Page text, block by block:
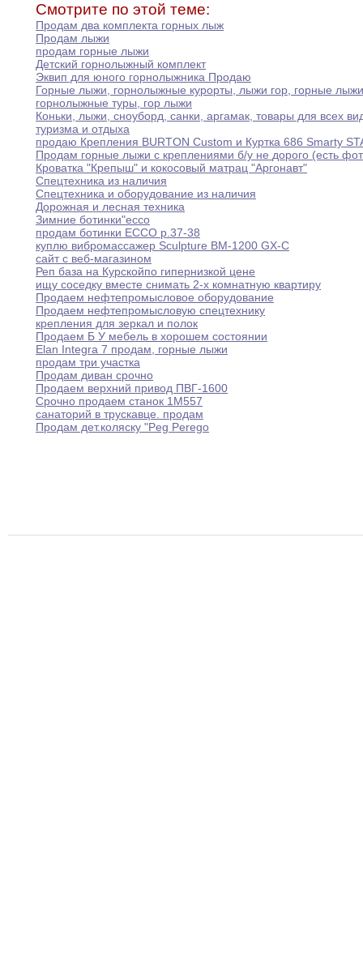
Смотрите по этой теме:
Продам два комплекта горных лыж
Продам лыжи
продам горные лыжи
Детский горнолыжный комплект
Эквип для юного горнолыжника Продаю
Горные лыжи, горнолыжные курорты, лыжи гор, горные
горнолыжные туры, гор лыжи
Коньки, лыжи, сноуборд, санки, аргамак, товары для всех
туризма и отдыха
продаю Крепления BURTON Custom и Куртка 686 Smarty
Продам горные лыжи с креплениями б/у не дорого (есть
Кроватка "Крепыш" и кокосовый матрац "Аргонавт"
Спецтехника из наличия
Спецтехника и оборудование из наличия
Дорожная и лесная техника
Зимние ботинки"ессо
продам ботинки ECCO р.37-38
куплю вибромассажер Sculpture BM-1200 GX-C
сайт с веб-магазином
Реп база на Курскойпо гипернизкой цене
ищу соседку вместе снимать 2-х комнатную квартиру
Продаем нефтепромысловое оборудование
Продаем нефтепромысловую спецтехнику
крепления для зеркал и полок
Продаем Б У мебель в хорошем состоянии
Elan Integra 7 продам, горные лыжи
продам три участка
Продам диван срочно
Продаем верхний привод ПВГ-1600
Срочно продаем станок 1М557
санаторий в трускавце. продам
Продам дет.коляску "Peg Perego